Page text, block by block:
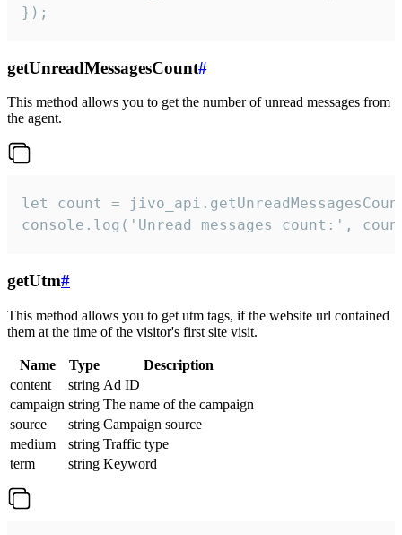
});
getUnreadMessagesCount#
This method allows you to get the number of unread messages from
the agent.
let count =
console.log('Unread messages count:',
getUtm#
This method allows you to get utm tags, if the website url contained
them at the time of the visitor's first site visit.
Name Type
Description
content
string Ad ID
campaign string The name of the campaign
source
string Campaign source
medium
string Traffic type
term
string Keyword